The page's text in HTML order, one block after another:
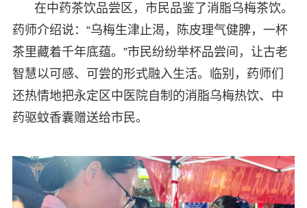
在中药茶饮品尝区，市民品鉴了消脂乌梅茶饮。
药师介绍说：“乌梅生津止渴，陈皮理气健脾，一杯
茶里藏着千年底蕴。”市民纷纷举杯品尝间，让古老
智慧以可感、可尝的形式融入生活。临别，药师们
还热情地把永定区中医院自制的消脂乌梅热饮、中
药驱蚊香囊赠送给市民。